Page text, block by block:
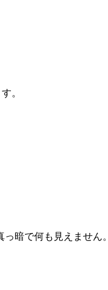
。
暗で何も見えません。